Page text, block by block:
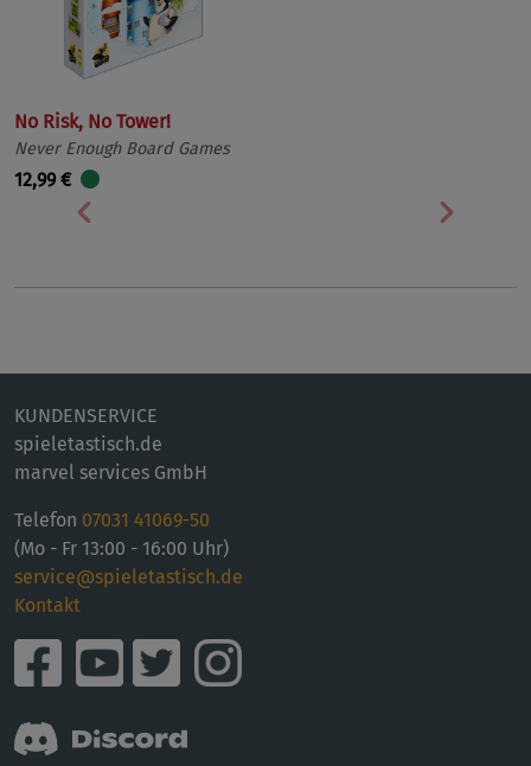
No Risk, No Tower!
Never Enough Board Games
12,99 €
Vorherige
KUNDENSERVICE
spieletastisch.de
marvel services GmbH
Telefon 07031 41069-50
(Mo - Fr 13:00 - 16:00 Uhr)
service@spieletastisch.de
Kontakt